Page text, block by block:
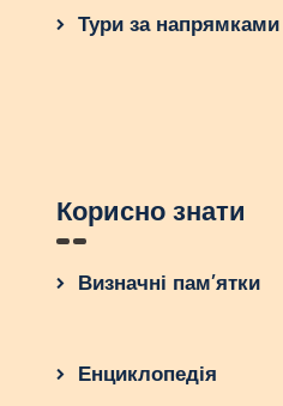
Тури за напрямками
Корисно знати
Визначні пам’ятки
Енциклопедія